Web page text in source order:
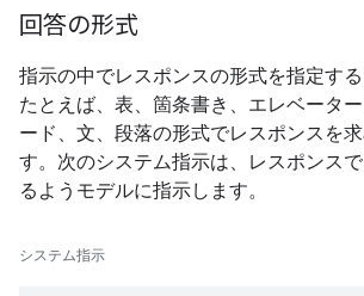
回答の形式
指示の中でレスポンスの形式を指定する
たとえば、表、箇条書き、エレベータ
ード、文、段落の形式でレスポンスを
す。次のシステム指示は、レスポンス
るようモデルに指示します。
システム指示